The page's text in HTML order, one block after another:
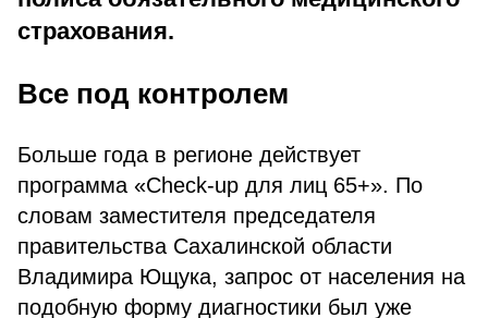
страхования.
Все под контролем
Больше года в регионе действует
программа «Cheсk-up для лиц 65+». По
словам заместителя председателя
правительства Сахалинской области
Владимира Ющука, запрос от населения на
подобную форму диагностики был уже